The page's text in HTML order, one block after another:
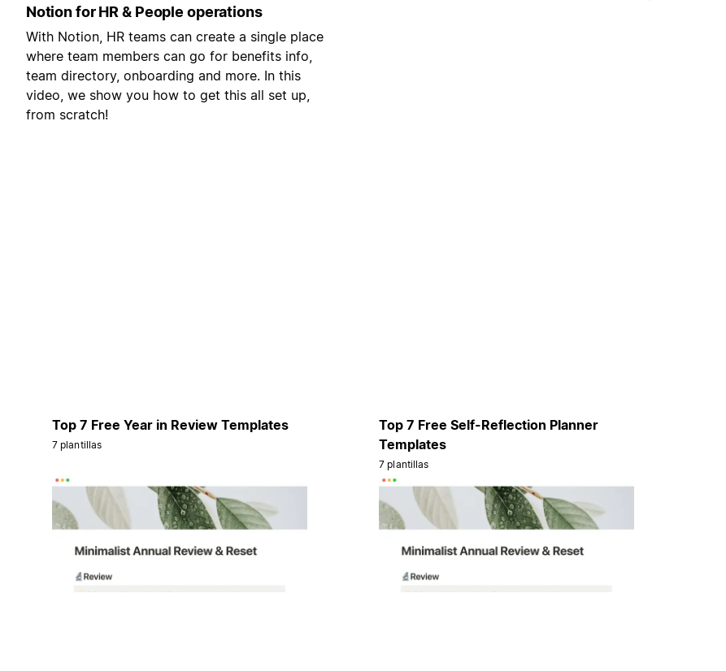
Notion for HR & People operations
With Notion, HR teams can create a single place
where team members can go for benefits info,
team directory, onboarding and more. In this
video, we show you how to get this all set up,
from scratch!
Top 7 Free Year in Review Templates
7 plantillas
Top 7 Free Self-Reflection Planner
Templates
7 plantillas